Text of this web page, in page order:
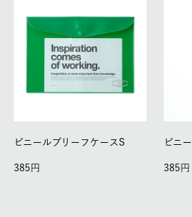
ビニールブリーフケースS
385
ビニ
385